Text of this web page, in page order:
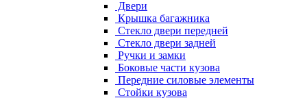
Двери
Крышка багажника
Стекло двери передней
Стекло двери задней
Ручки и замки
Боковые части кузова
Передние силовые элементы
Стойки кузова